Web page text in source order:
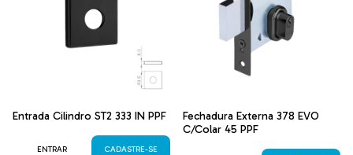
Entrada Cilindro ST2 333 IN PPF
ENTRAR CADASTRE-SE
Fechadura Externa 378 EVO
C/Colar 45 PPF